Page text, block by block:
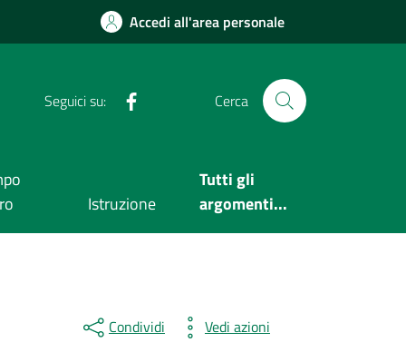
Accedi all'area personale
Seguici su: Cerca
Istruzione
Tutti gli
argomenti...
Condividi Vedi azioni